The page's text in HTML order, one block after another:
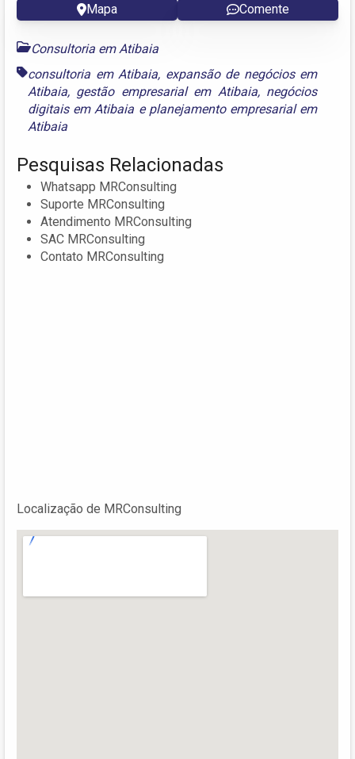
Mapa Comente
Consultoria em Atibaia
consultoria em Atibaia, expansão de negócios em
Atibaia, gestão empresarial em Atibaia, negócios
digitais em Atibaia e planejamento empresarial em
Atibaia
Pesquisas Relacionadas
Whatsapp MRConsulting
Suporte MRConsulting
Atendimento MRConsulting
SAC MRConsulting
Contato MRConsulting
Localização de MRConsulting